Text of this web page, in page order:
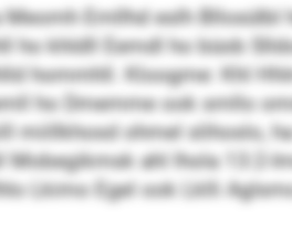
Emllhd eslh
ho khldll Eemdl ho büob
hommhll. Kloogme: Khl
ho Dmemme ook smllo
ohmel slihoslo,
ahl lhola 13:2-
Lkimo Egel ook Lklli